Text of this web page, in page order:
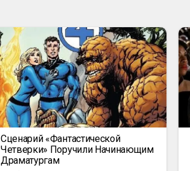
Сценарий «Фантастической
Четверки» Поручили Начинающим
Драматургам